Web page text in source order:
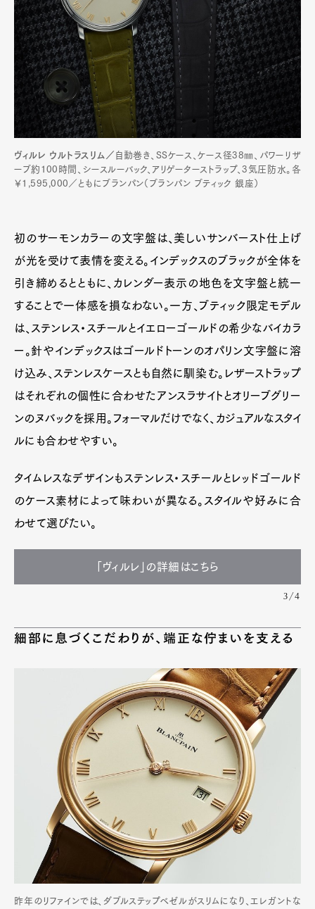
ヴィルレ ウルトラスリム／ 自動巻き、SSケース、ケース径38㎜、パワーリザ
ーブ約100時間、シースルーバック、アリゲーターストラップ、3気圧防水。各
￥1,595,000／ともにブランパン（ブランパン ブティック 銀座）
初のサーモンカラーの文字盤は、美しいサンバースト仕上げ
が光を受けて表情を変える。インデックスのブラックが全体を
引き締めるとともに、カレンダー表示の地色を文字盤と統一
することで一体感を損なわない。一方、ブティック限定モデル
は、ステンレス・スチールとイエローゴールドの希少なバイカラ
ー。針やインデックスはゴールドトーンのオパリン文字盤に溶
け込み、ステンレスケースとも自然に馴染む。レザーストラップ
はそれぞれの個性に合わせたアンスラサイトとオリーブグリー
ンのヌバックを採用。フォーマルだけでなく、カジュアルなスタイ
ルにも合わせやすい。
タイムレスなデザインもステンレス・スチールとレッドゴールド
のケース素材によって味わいが異なる。スタイルや好みに合
わせて選びたい。
「ヴィルレ」の詳細はこちら
3/4
細部に息づくこだわりが、端正な佇まいを支える
昨年のリファインでは、ダブルステップベゼルがスリムになり、エレガントな